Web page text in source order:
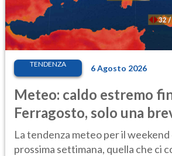
TENDENZA 6 Agosto 2026
Meteo: caldo estremo
Ferragosto, solo una
Ecco dove
La tendenza meteo per il weekend
prossima settimana, quella che ci